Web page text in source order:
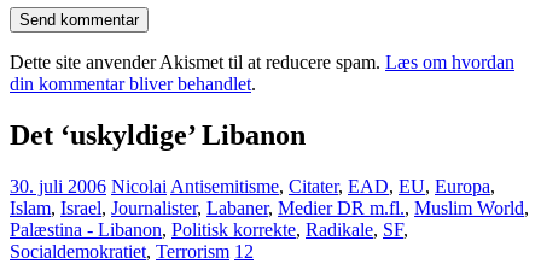
Dette site anvender Akismet til at reducere spam. Læs om hvordan
din kommentar bliver behandlet.
Det ‘uskyldige’ Libanon
30. juli 2006 Nicolai Antisemitisme, Citater, EAD, EU, Europa,
Islam, Israel, Journalister, Labaner, Medier DR m.fl., Muslim World,
Palæstina - Libanon, Politisk korrekte, Radikale, SF,
Socialdemokratiet, Terrorism 12